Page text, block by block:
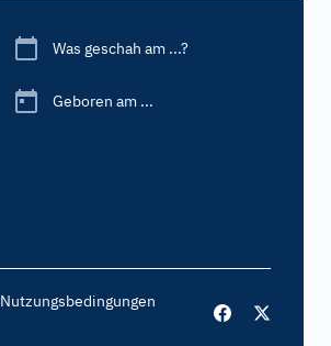
Was geschah am ...?
Geboren am ...
Nutzungsbedingungen